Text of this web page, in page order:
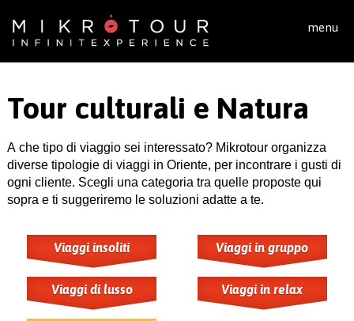
menu
Tour culturali e Natura
A che tipo di viaggio sei interessato? Mikrotour organizza
diverse tipologie di viaggi in Oriente, per incontrare i gusti di
ogni cliente. Scegli una categoria tra quelle proposte qui
sopra e ti suggeriremo le soluzioni adatte a te.
Viaggi insoliti Viaggi in gruppo
Viaggi di lusso Viaggi in relax